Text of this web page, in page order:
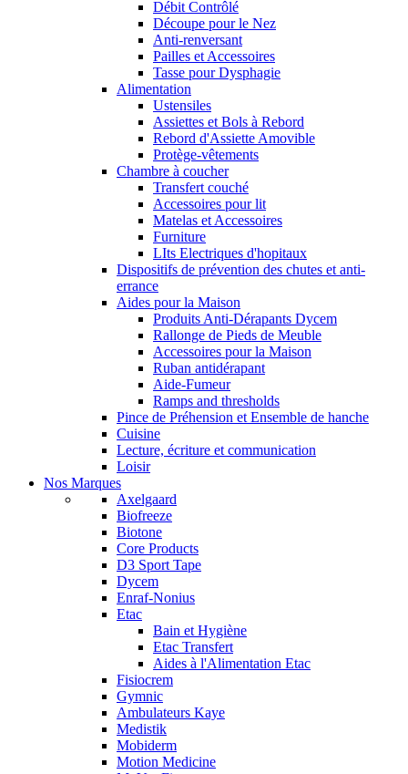
Débit Contrôlé
Découpe pour le Nez
Anti-renversant
Pailles et Accessoires
Tasse pour Dysphagie
Alimentation
Ustensiles
Assiettes et Bols à Rebord
Rebord d'Assiette Amovible
Protège-vêtements
Chambre à coucher
Transfert couché
Accessoires pour lit
Matelas et Accessoires
Furniture
LIts Electriques d'hopitaux
Dispositifs de prévention des chutes et anti-
errance
Aides pour la Maison
Produits Anti-Dérapants Dycem
Rallonge de Pieds de Meuble
Accessoires pour la Maison
Ruban antidérapant
Aide-Fumeur
Ramps and thresholds
Pince de Préhension et Ensemble de hanche
Cuisine
Lecture, écriture et communication
Loisir
Nos Marques
Axelgaard
Biofreeze
Biotone
Core Products
D3 Sport Tape
Dycem
Enraf-Nonius
Etac
Bain et Hygiène
Etac Transfert
Aides à l'Alimentation Etac
Fisiocrem
Gymnic
Ambulateurs Kaye
Medistik
Mobiderm
Motion Medicine